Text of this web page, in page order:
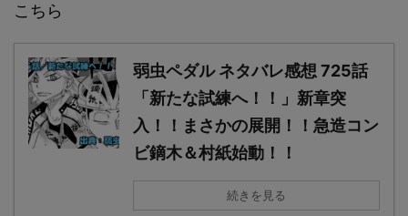
こちら
弱虫ペダル ネタバレ感想 725話
「新たな試練へ！！」新章突
入！！まさかの展開！！急造コン
ビ鏑木＆村紙始動！！
続きを見る